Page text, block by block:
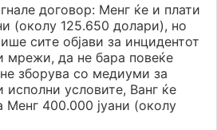
договор: Менг ќе и плати
(околу 125.650 долари), но
сите објави за инцидентот
мрежи, да не бара повеќе
зборува со медиуми за
исполни условите, Ванг ќе
400.000 јуани (околу